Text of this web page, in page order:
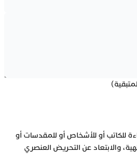
للكاتب أو للأشخاص أو للمقدسات أو
والابتعاد عن التحريض العنصري